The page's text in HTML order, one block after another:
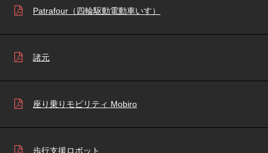
Patrafour（四輪駆動電動車いす）
諸元
座り乗りモビリティ Mobiro
歩行支援ロボット